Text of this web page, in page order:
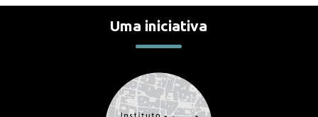
Uma iniciativa